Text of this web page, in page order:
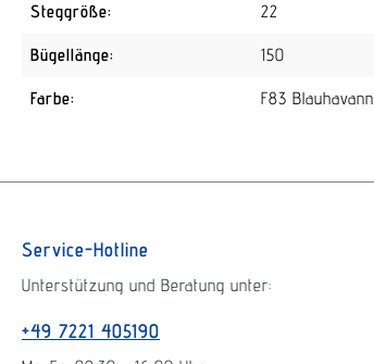
Steggröße: 22
Bügellänge: 150
Farbe: F83
Service-Hotline
Unterstützung und Beratung unter:
+49 7221 405190